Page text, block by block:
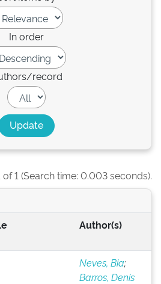
In order
record
of 1 (Search time: 0.003 seconds).
Author(s)
Neves, Bia;
Barros, Denis